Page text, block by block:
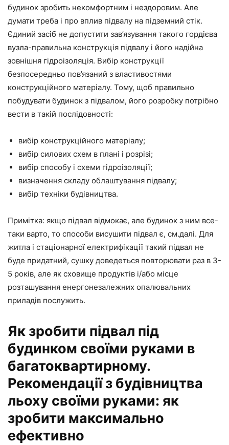
будинок зробить некомфортним і нездоровим. Але
думати треба і про вплив підвалу на підземний стік.
Єдиний засіб не допустити зав’язування такого гордієва
вузла-правильна конструкція підвалу і його надійна
зовнішня гідроізоляція. Вибір конструкції
безпосередньо пов’язаний з властивостями
конструкційного матеріалу. Тому, щоб правильно
побудувати будинок з підвалом, його розробку потрібно
вести в такій послідовності:
вибір конструкційного матеріалу;
вибір силових схем в плані і розрізі;
вибір способу і схеми гідроізоляції;
визначення складу облаштування підвалу;
вибір техніки будівництва.
Примітка: якщо підвал відмокає, але будинок з ним все-
таки варто, то способи висушити підвал є, см.далі. Для
житла і стаціонарної електрифікації такий підвал не
буде придатний, сушку доведеться повторювати раз в 3-
5 років, але як сховище продуктів і/або місце
розташування енергонезалежних опалювальних
приладів послужить.
Як зробити підвал під
будинком своїми руками в
багатоквартирному.
Рекомендації з будівництва
льоху своїми руками: як
зробити максимально
ефективно